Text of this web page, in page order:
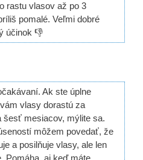
rastu vlasov až po 3
pomalé. Veľmi dobré
účinok 👎
Ak ste úplne
vlasy dorastú za
šesť mesiacov, mýlite sa.
môžem povedať, že
a posilňuje vlasy, ale len
Pomáha, aj keď máte